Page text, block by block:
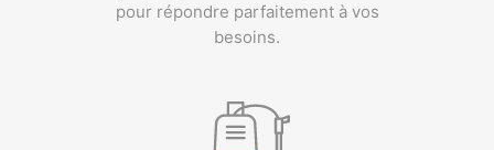
pour répondre parfaitement à vos
besoins.